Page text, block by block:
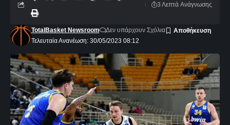
Τελευταία Ανανέωση: 30/05/2023 08:12
TotalBasket Newsroom Δεν υπάρχουν Σχόλια
3 Λεπτά Aνάγνωσης